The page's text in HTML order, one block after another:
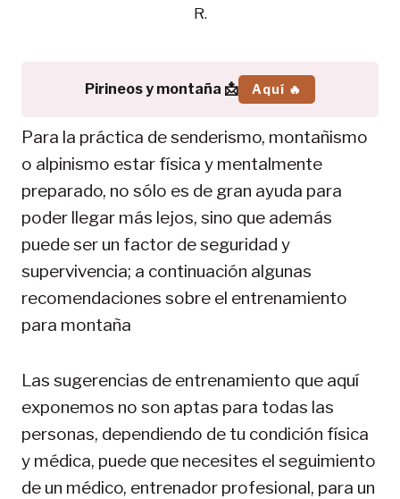
R.
Pirineos y montaña 📩 Aquí 🔥
Para la práctica de senderismo, montañismo
o alpinismo estar física y mentalmente
preparado, no sólo es de gran ayuda para
poder llegar más lejos, sino que además
puede ser un factor de seguridad y
supervivencia; a continuación algunas
recomendaciones sobre el entrenamiento
para montaña
Las sugerencias de entrenamiento que aquí
exponemos no son aptas para todas las
personas, dependiendo de tu condición física
y médica, puede que necesites el seguimiento
de un médico, entrenador profesional, para un